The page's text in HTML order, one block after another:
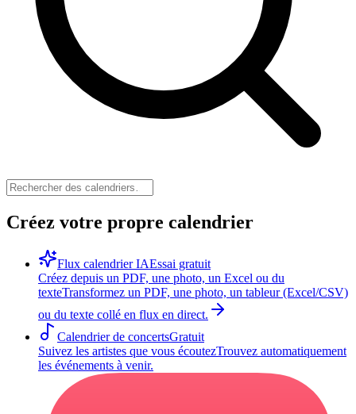
Créez votre propre calendrier
Flux calendrier IAEssai gratuit
Créez depuis un PDF, une photo, un Excel ou du
texteTransformez un PDF, une photo, un tableur (Excel/CSV)
ou du texte collé en flux en direct.
Calendrier de concertsGratuit
Suivez les artistes que vous écoutezTrouvez automatiquement
les événements à venir.